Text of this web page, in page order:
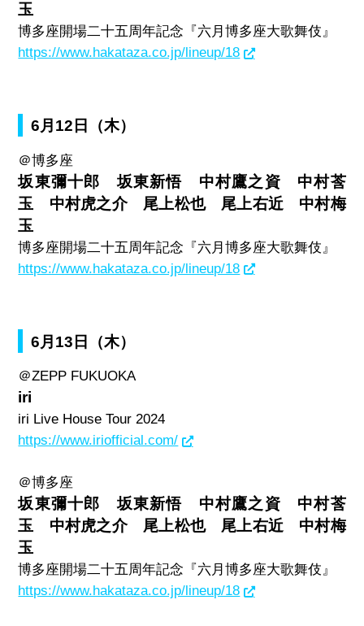
玉
博多座開場二十五周年記念『六月博多座大歌舞伎』
https://www.hakataza.co.jp/lineup/18
6月12日（木）
＠博多座
坂東彌十郎 坂東新悟 中村鷹之資 中村莟
玉 中村虎之介 尾上松也 尾上右近 中村梅
玉
博多座開場二十五周年記念『六月博多座大歌舞伎』
https://www.hakataza.co.jp/lineup/18
6月13日（木）
＠ZEPP FUKUOKA
iri
iri Live House Tour 2024
https://www.iriofficial.com/
＠博多座
坂東彌十郎 坂東新悟 中村鷹之資 中村莟
玉 中村虎之介 尾上松也 尾上右近 中村梅
玉
博多座開場二十五周年記念『六月博多座大歌舞伎』
https://www.hakataza.co.jp/lineup/18